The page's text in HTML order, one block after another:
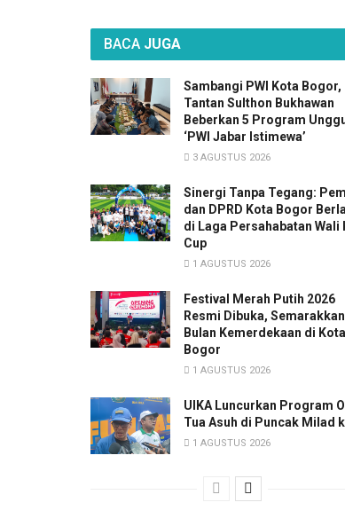
BACA JUGA
Sambangi PWI Kota Bogor,
Tantan Sulthon Bukhawan
Beberkan 5 Program
‘PWI Jabar Istimewa’
3 AGUSTUS 2026
Sinergi Tanpa Tegang:
dan DPRD Kota Bogor
di Laga Persahabatan Wali
Cup
1 AGUSTUS 2026
Festival Merah Putih 2026
Resmi Dibuka, Semarakkan
Bulan Kemerdekaan di Kota
Bogor
1 AGUSTUS 2026
UIKA Luncurkan Program
Tua Asuh di Puncak Milad
1 AGUSTUS 2026